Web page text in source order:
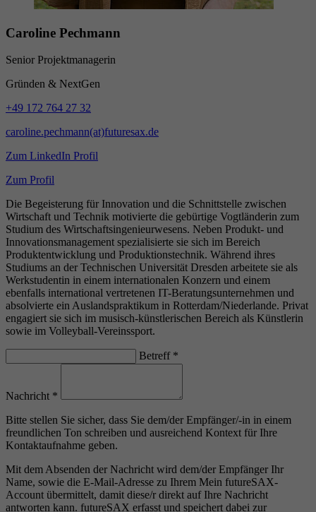
Caroline Pechmann
Senior Projektmanagerin
Gründen & NextGen
+49 172 764 27 32
caroline.pechmann(at)futuresax.de
Zum LinkedIn Profil
Zum Profil
Die Begeisterung für Innovation und die Schnittstelle zwischen
Wirtschaft und Technik motivierte die gebürtige Vogtländerin zum
Studium des Wirtschaftsingenieurwesens. Neben Produkt- und
Innovationsmanagement spezialisierte sie sich im Bereich
Produktentwicklung und Produktionstechnik. Während ihres
Studiums an der Technischen Universität Dresden arbeitete sie als
Werkstudentin in einem internationalen Konzern und einem
ebenfalls international vertretenen IT-Beratungsunternehmen und
absolvierte ein Auslandspraktikum in Rotterdam/Niederlande. Privat
engagiert sie sich im musisch-künstlerischen Bereich als Künstlerin
sowie im Volleyball-Vereinssport.
Betreff *
Nachricht *
Bitte stellen Sie sicher, dass Sie dem/der Empfänger/-in in einem
freundlichen Ton schreiben und ausreichend Kontext für Ihre
Kontaktaufnahme geben.
Mit dem Absenden der Nachricht wird dem/der Empfänger Ihr
Name, sowie die E-Mail-Adresse zu Ihrem Mein futureSAX-
Account übermittelt, damit diese/r direkt auf Ihre Nachricht
antworten kann. futureSAX erfasst und speichert dabei zur